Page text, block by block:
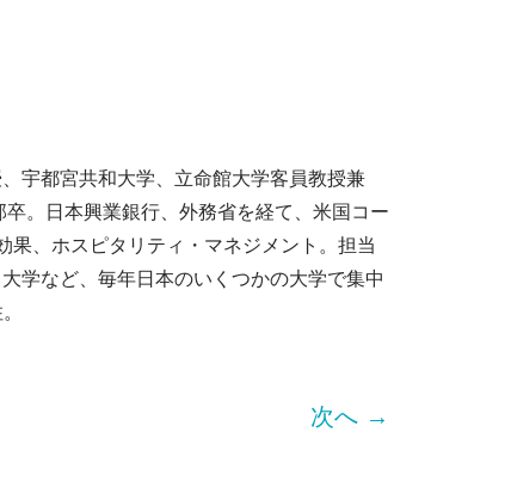
宇都宮共和大学、立命館大学客員教授兼
。日本興業銀行、外務省を経て、米国コー
、ホスピタリティ・マネジメント。担当
学など、毎年日本のいくつかの大学で集中
次へ →